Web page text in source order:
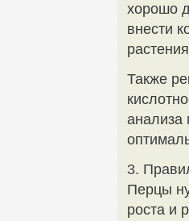
хорошо
внести
Также
анализа
3.
Перцы
роста и